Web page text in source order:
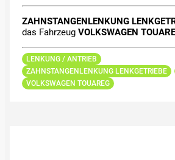
ZAHNSTANGENLENKUNG
das Fahrzeug VOLKSWAGEN
LENKUNG / ANTRIEB
ZAHNSTANGENLENKUNG LENKGETRIEBE
VOLKSWAGEN TOUAREG